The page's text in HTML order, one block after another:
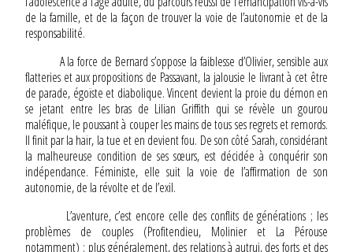
de la famille, et de la façon de trouver la voie de l’autonomie et de la
responsabilité.
A la force de Bernard s’oppose la faiblesse d’Olivier, sensible aux
flatteries et aux propositions de Passavant, la jalousie le livrant à cet être
de parade, égoïste et diabolique. Vincent devient la proie du démon en
se jetant entre les bras de Lilian Griffith qui se révèle un gourou
maléfique, le poussant à couper les mains de tous ses regrets et remords.
Il finit par la haïr, la tue et en devient fou. De son côté Sarah, considérant
la malheureuse condition de ses sœurs, est décidée à conquérir son
indépendance. Féministe, elle suit la voie de l’affirmation de son
autonomie, de la révolte et de l’exil.
L’aventure, c’est encore celle des conflits de générations ; les
problèmes de couples (Profitendieu, Molinier et La Pérouse
notamment) ; plus généralement, des relations à autrui, des forts et des